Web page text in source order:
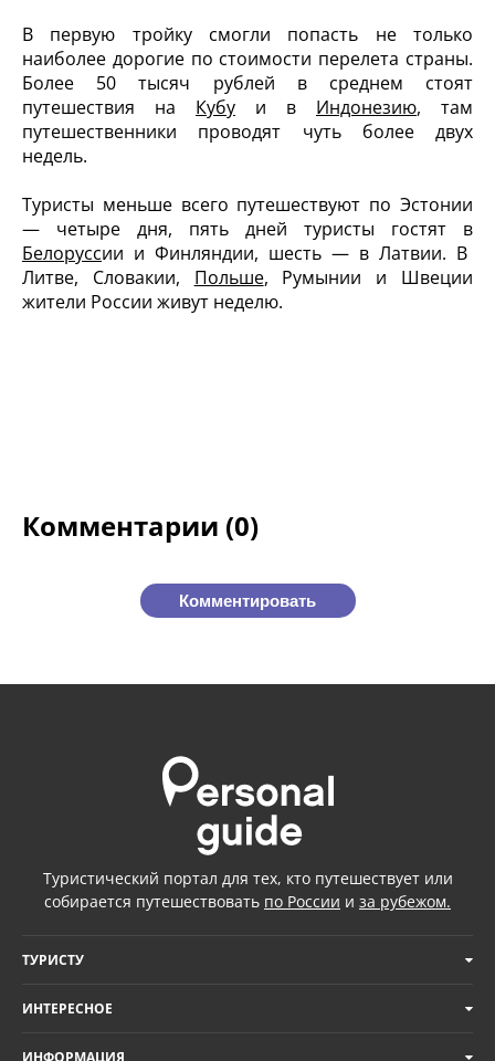
В первую тройку смогли попасть не только
наиболее дорогие по стоимости перелета страны.
Более 50 тысяч рублей в среднем стоят
путешествия на Кубу и в Индонезию, там
путешественники проводят чуть более двух
недель.
Туристы меньше всего путешествуют по Эстонии
— четыре дня, пять дней туристы гостят в
Белоруссии и Финляндии, шесть — в Латвии. В
Литве, Словакии, Польше, Румынии и Швеции
жители России живут неделю.
Комментарии (0)
Комментировать
Туристический портал для тех, кто путешествует или
собирается путешествовать по России и за рубежом.
ТУРИСТУ
ИНТЕРЕСНОЕ
ИНФОРМАЦИЯ